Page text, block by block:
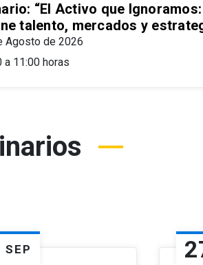
“El Activo que
talento, mercados y
Agosto de 2026
a 11:00 horas
SEP